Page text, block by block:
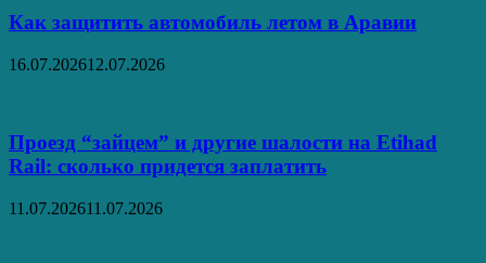
Как защитить автомобиль летом в Аравии
16.07.202612.07.2026
Проезд “зайцем” и другие шалости на Etihad
Rail: сколько придется заплатить
11.07.202611.07.2026